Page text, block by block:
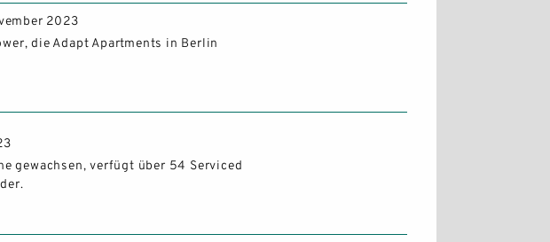
2023
die Adapt Apartments in Berlin
gewachsen, verfügt über 54 Serviced